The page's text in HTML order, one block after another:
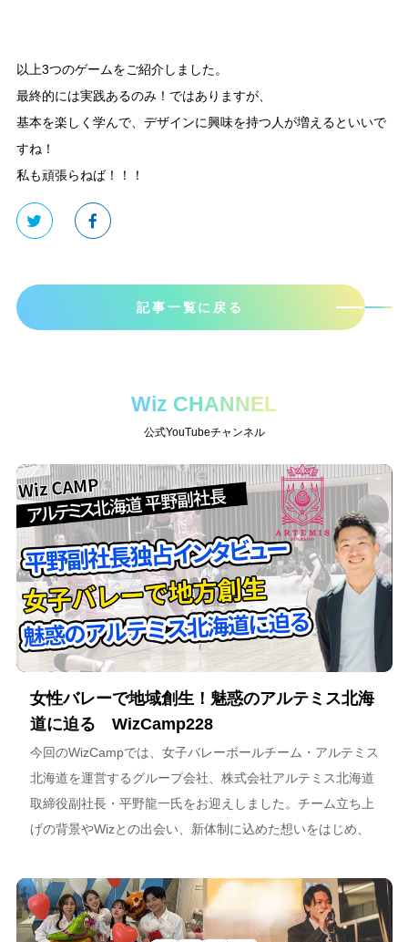
以上3つのゲームをご紹介しました。
最終的には実践あるのみ！ではありますが、
基本を楽しく学んで、デザインに興味を持つ人が増えるといいで
すね！
私も頑張らねば！！！
記事一覧に戻る
Wiz CHANNEL
公式YouTubeチャンネル
女性バレーで地域創生！魅惑のアルテミス北海
道に迫る WizCamp228
今回のWizCampでは、女子バレーボールチーム・アルテミス
北海道を運営するグループ会社、株式会社アルテミス北海道
取締役副社長・平野龍一氏をお迎えしました。チーム立ち上
げの背景やWizとの出会い、新体制に込めた想いをはじめ、
海道が描く今後のビジョンについて語っています。